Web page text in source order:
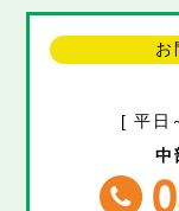
お
[ 平日
中